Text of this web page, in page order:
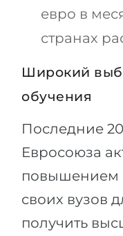
евро в
странах
Широкий
обучения
Последние
Евросоюза
повышением
своих вузов
получить